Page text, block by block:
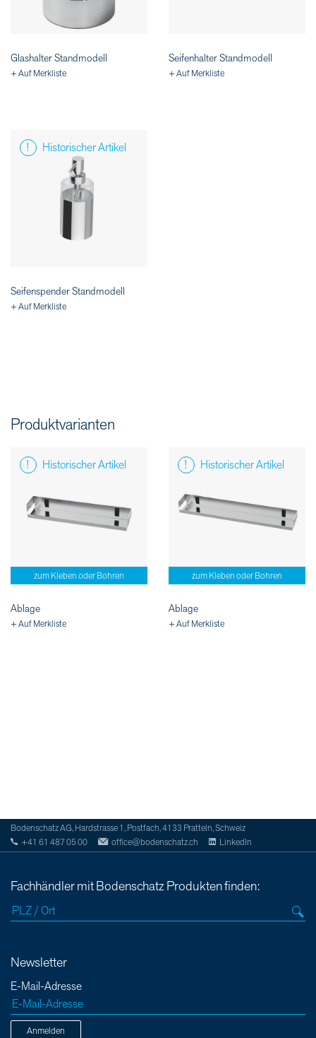
Glashalter Standmodell
+ Auf Merkliste
Seifenhalter Standmodell
+ Auf Merkliste
Historischer Artikel
Seifenspender Standmodell
+ Auf Merkliste
Produktvarianten
zum Kleben oder Bohren
Historischer Artikel
Ablage
+ Auf Merkliste
zum Kleben oder Bohren
Historischer Artikel
Ablage
+ Auf Merkliste
Bodenschatz AG, Hardstrasse 1, Postfach, 4133 Pratteln, Schweiz
+41 61 487 05 00
office@bodenschatz.ch LinkedIn
Fachhändler mit Bodenschatz Produkten finden:
Newsletter
E-Mail-Adresse
Anmelden